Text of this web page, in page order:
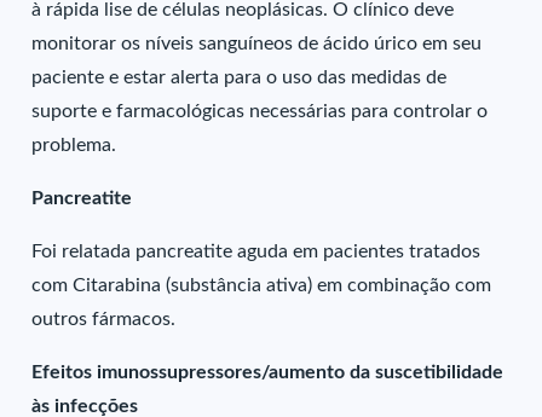
à rápida lise de células neoplásicas. O clínico deve
monitorar os níveis sanguíneos de ácido úrico em seu
paciente e estar alerta para o uso das medidas de
suporte e farmacológicas necessárias para controlar o
problema.
Pancreatite
Foi relatada pancreatite aguda em pacientes tratados
com Citarabina (substância ativa) em combinação com
outros fármacos.
Efeitos imunossupressores/aumento da suscetibilidade
às infecções